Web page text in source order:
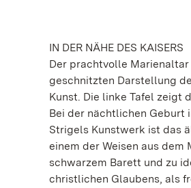
IN DER NÄHE DES KAISERS
Der prachtvolle
geschnitzten Darstellung
Kunst. Die linke Tafel zeigt
Bei der nächtlichen
Strigels Kunstwerk ist das
einem der Weisen aus
schwarzem Barett und zu
christlichen Glaubens, als